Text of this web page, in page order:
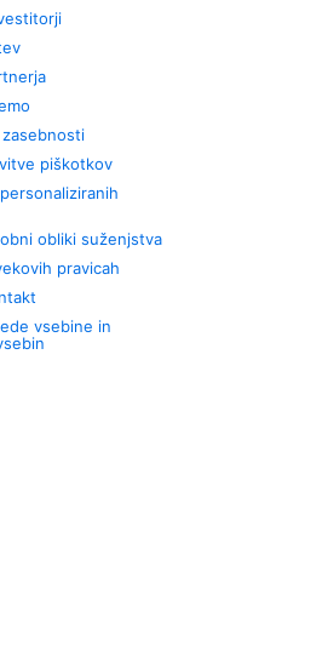
piškotkov
obliki suženjstva
pravicah
vsebine in